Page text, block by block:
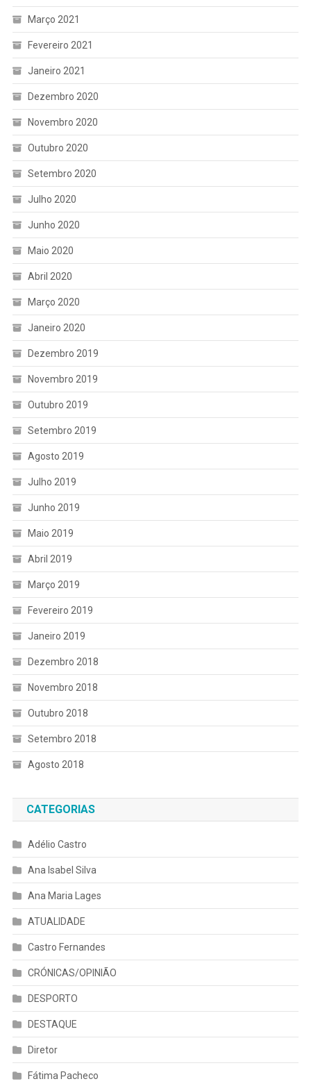
Março 2021
Fevereiro 2021
Janeiro 2021
Dezembro 2020
Novembro 2020
Outubro 2020
Setembro 2020
Julho 2020
Junho 2020
Maio 2020
Abril 2020
Março 2020
Janeiro 2020
Dezembro 2019
Novembro 2019
Outubro 2019
Setembro 2019
Agosto 2019
Julho 2019
Junho 2019
Maio 2019
Abril 2019
Março 2019
Fevereiro 2019
Janeiro 2019
Dezembro 2018
Novembro 2018
Outubro 2018
Setembro 2018
Agosto 2018
CATEGORIAS
Adélio Castro
Ana Isabel Silva
Ana Maria Lages
ATUALIDADE
Castro Fernandes
CRÓNICAS/OPINIÃO
DESPORTO
DESTAQUE
Diretor
Fátima Pacheco